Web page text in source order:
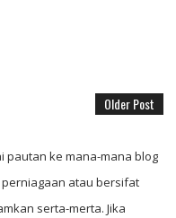
Older Post
pautan ke mana-mana blog
atau bersifat
serta-merta. Jika